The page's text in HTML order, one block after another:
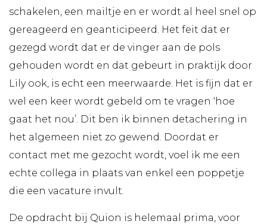
schakelen, een mailtje en er wordt al heel snel op
gereageerd en geanticipeerd. Het feit dat er
gezegd wordt dat er de vinger aan de pols
gehouden wordt en dat gebeurt in praktijk door
Lily ook, is echt een meerwaarde. Het is fijn dat er
wel een keer wordt gebeld om te vragen ‘hoe
gaat het nou’. Dit ben ik binnen detachering in
het algemeen niet zo gewend. Doordat er
contact met me gezocht wordt, voel ik me een
echte collega in plaats van enkel een poppetje
die een vacature invult.
De opdracht bij Quion is helemaal prima, voor